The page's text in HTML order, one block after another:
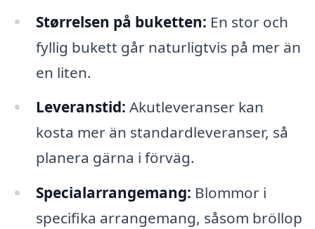
Størrelsen på buketten: En stor och
fyllig bukett går naturligtvis på mer än
en liten.
Leveranstid: Akutleveranser kan
kosta mer än standardleveranser, så
planera gärna i förväg.
Specialarrangemang: Blommor i
specifika arrangemang, såsom bröllop